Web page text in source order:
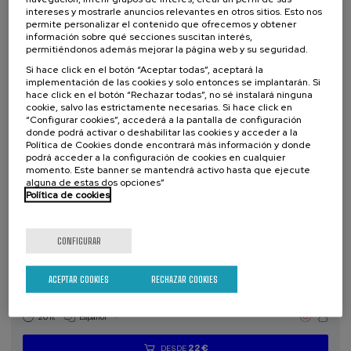
DESDE70 €
plazas
pasada
de
espera
de
matrícula
finalizado
El acompañamiento e intervención en el
duelo: un compromiso social e Institucional
20 h. Español .
DESDE 22 €
intereses y mostrarle anuncios relevantes en otros sitios. Esto nos
permite personalizar el contenido que ofrecemos y obtener
información sobre qué secciones suscitan interés,
permitiéndonos además mejorar la página web y su seguridad.
Si hace click en el botón “Aceptar todas”, aceptará la
implementación de las cookies y solo entonces se implantarán. Si
hace click en el botón “Rechazar todas”, no sé instalará ninguna
cookie, salvo las estrictamente necesarias. Si hace click en
“Configurar cookies”, accederá a la pantalla de configuración
donde podrá activar o deshabilitar las cookies y acceder a la
Política de Cookies donde encontrará más información y donde
podrá acceder a la configuración de cookies en cualquier
momento. Este banner se mantendrá activo hasta que ejecute
alguna de estas dos opciones”
Política de cookies
CONFIGURAR
RECHAZAR COOKIES
ACEPTAR COOKIES